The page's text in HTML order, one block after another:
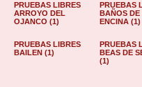
PRUEBAS LIBRES
ARROYO DEL
OJANCO (1)
PRUEBAS
BAÑOS DE
ENCINA (1)
PRUEBAS LIBRES
BAILEN (1)
PRUEBAS
BEAS DE
(1)